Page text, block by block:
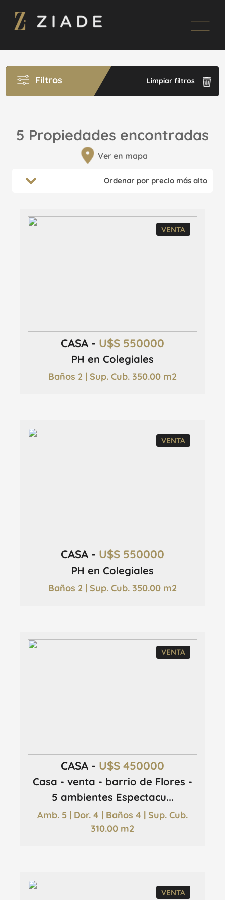
Filtros Limpiar filtros
5 Propiedades encontradas
Ver en mapa
VENTA
CASA - U$S 550000
PH en Colegiales
Baños 2 | Sup. Cub. 350.00 m2
VENTA
CASA - U$S 550000
PH en Colegiales
Baños 2 | Sup. Cub. 350.00 m2
VENTA
CASA - U$S 450000
Casa - venta - barrio de Flores -
5 ambientes Espectacu...
Amb. 5 | Dor. 4 | Baños 4 | Sup. Cub.
310.00 m2
VENTA